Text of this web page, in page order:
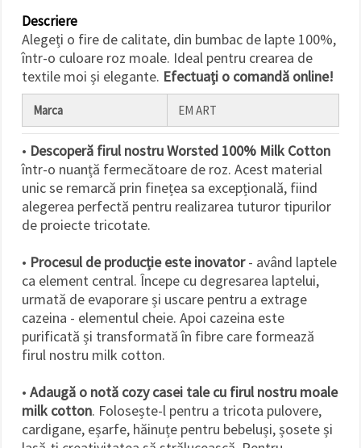
Descriere
Alegeți o fire de calitate, din bumbac de lapte 100%,
într-o culoare roz moale. Ideal pentru crearea de
textile moi și elegante. Efectuați o comandă online!
Marca EM ART
• Descoperă firul nostru Worsted 100% Milk Cotton
într-o nuanță fermecătoare de roz. Acest material
unic se remarcă prin finețea sa excepțională, fiind
alegerea perfectă pentru realizarea tuturor tipurilor
de proiecte tricotate.
• Procesul de producție este inovator- având laptele
ca element central. Începe cu degresarea laptelui,
urmată de evaporare și uscare pentru a extrage
cazeina - elementul cheie. Apoi cazeina este
purificată și transformată în fibre care formează
firul nostru milk cotton.
• Adaugă o notă cozy casei tale cu firul nostru moale
milk cotton. Folosește-l pentru a tricota pulovere,
cardigane, eșarfe, hăinuțe pentru bebeluși, șosete și